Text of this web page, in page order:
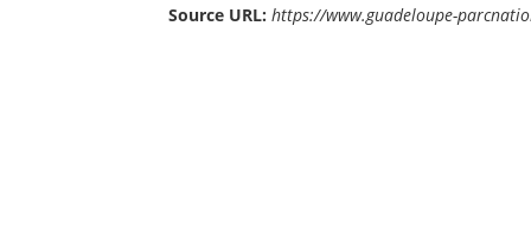
Source URL: https://www.guadeloupe-